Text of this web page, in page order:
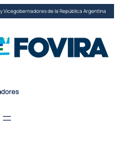
Vicegobernadores de la República Argentina